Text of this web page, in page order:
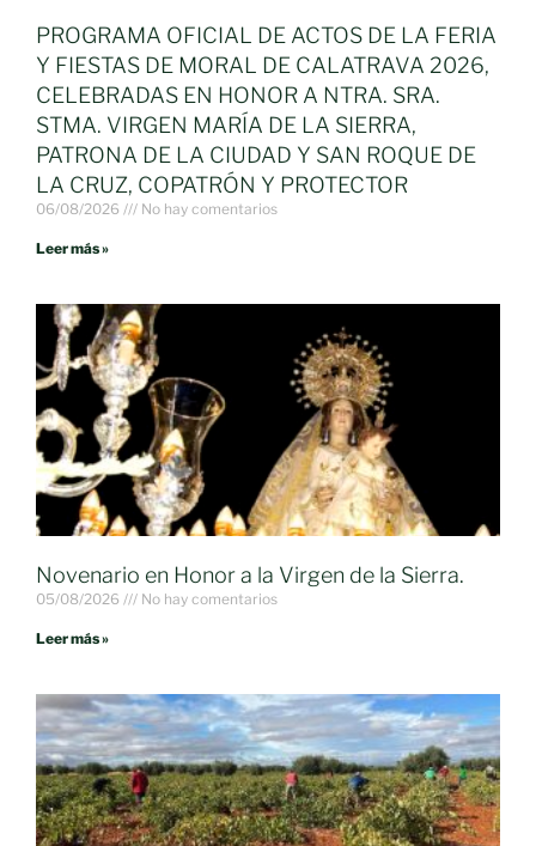
PROGRAMA OFICIAL DE ACTOS DE LA FERIA
Y FIESTAS DE MORAL DE CALATRAVA 2026,
CELEBRADAS EN HONOR A NTRA. SRA.
STMA. VIRGEN MARÍA DE LA SIERRA,
PATRONA DE LA CIUDAD Y SAN ROQUE DE
LA CRUZ, COPATRÓN Y PROTECTOR
06/08/2026 No hay comentarios
Leer más »
Novenario en Honor a la Virgen de la Sierra.
05/08/2026 No hay comentarios
Leer más »